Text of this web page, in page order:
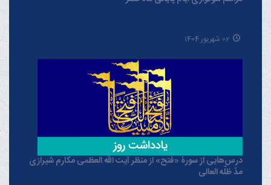
02 شهریور 1404
درس‌هایی از سورۀ «فتح» از منظر آیت الله العظمی مکارم شیرازی
مدّ ظلّه العالی